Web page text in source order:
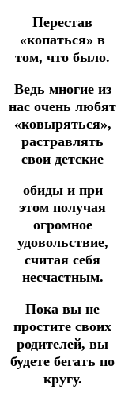
Перестав
«копаться» в
том, что было.
Ведь многие из
нас очень любят
«ковыряться»,
растравлять
свои детские
обиды и при
этом получая
огромное
удовольствие,
считая себя
несчастным.
Пока вы не
простите своих
родителей, вы
будете бегать по
кругу.